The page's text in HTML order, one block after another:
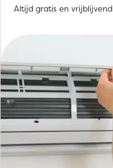
Altijd gratis en vrijblijvend